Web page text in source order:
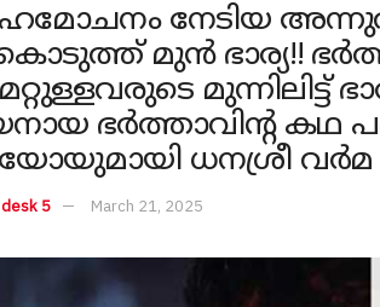
നേടിയ
മുൻ ഭാര്യ!!
മറ്റുള്ളവരുടെ
ഭർത്താവിന്റ കഥ
ധനശ്രീ വർമ
5 March 21, 2025